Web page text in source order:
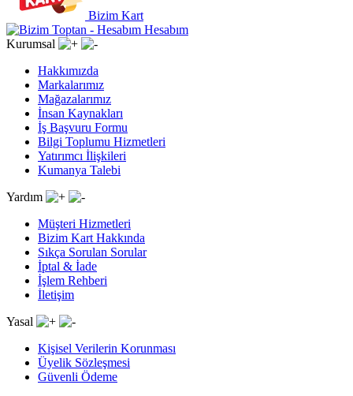
Bizim Kart
Hesabım
Kurumsal
Hakkımızda
Markalarımız
Mağazalarımız
İnsan Kaynakları
İş Başvuru Formu
Bilgi Toplumu Hizmetleri
Yatırımcı İlişkileri
Kumanya Talebi
Yardım
Müşteri Hizmetleri
Bizim Kart Hakkında
Sıkça Sorulan Sorular
İptal & İade
İşlem Rehberi
İletişim
Yasal
Kişisel Verilerin Korunması
Üyelik Sözleşmesi
Güvenli Ödeme